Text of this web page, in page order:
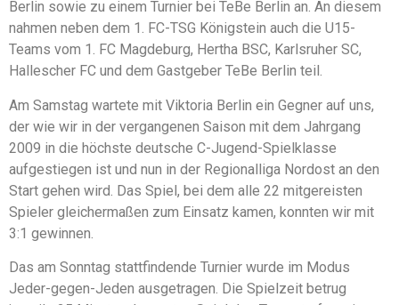
Berlin sowie zu einem Turnier bei TeBe Berlin an. An diesem
nahmen neben dem 1. FC-TSG Königstein auch die U15-
Teams vom 1. FC Magdeburg, Hertha BSC, Karlsruher SC,
Hallescher FC und dem Gastgeber TeBe Berlin teil.
Am Samstag wartete mit Viktoria Berlin ein Gegner auf uns,
der wie wir in der vergangenen Saison mit dem Jahrgang
2009 in die höchste deutsche C-Jugend-Spielklasse
aufgestiegen ist und nun in der Regionalliga Nordost an den
Start gehen wird. Das Spiel, bei dem alle 22 mitgereisten
Spieler gleichermaßen zum Einsatz kamen, konnten wir mit
3:1 gewinnen.
Das am Sonntag stattfindende Turnier wurde im Modus
Jeder-gegen-Jeden ausgetragen. Die Spielzeit betrug